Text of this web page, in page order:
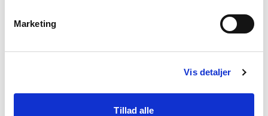
Marketing
Vis detaljer
Tillad alle